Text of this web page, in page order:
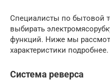
Специалисты по бытовой
выбирать
функций. Ниже мы
характеристики подробнее.
Система реверса